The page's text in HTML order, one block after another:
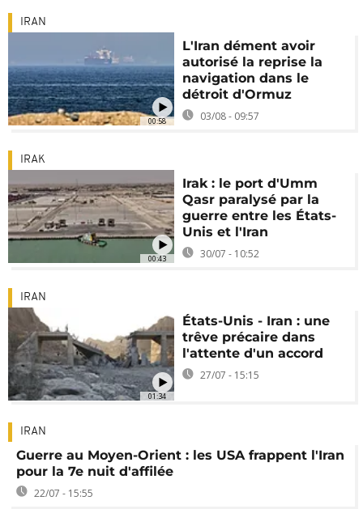
00:58
IRAN
L'Iran dément avoir
autorisé la reprise la
navigation dans le
détroit d'Ormuz
03/08 - 09:57
00:43
IRAK
Irak : le port d'Umm
Qasr paralysé par la
guerre entre les États-
Unis et l'Iran
30/07 - 10:52
01:34
IRAN
États-Unis - Iran : une
trêve précaire dans
l'attente d'un accord
27/07 - 15:15
IRAN
Guerre au Moyen-Orient : les USA frappent l'Iran
pour la 7e nuit d'affilée
22/07 - 15:55